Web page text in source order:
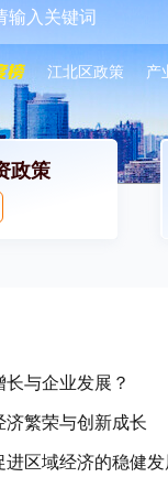
江北区政策 产
政策
与企业发展？
繁荣与创新成长
区域经济的稳健